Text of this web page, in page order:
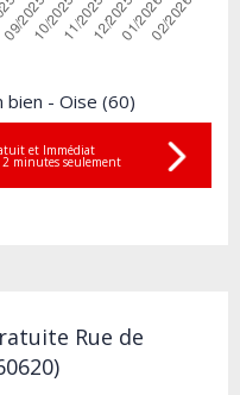
bien - Oise (60)
et Immédiat
2 minutes seulement
Rue de